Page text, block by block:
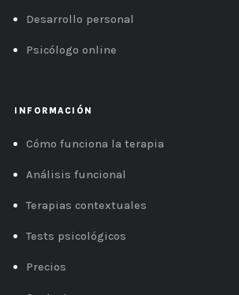
Desarrollo personal
Psicólogo online
INFORMACIÓN
Cómo funciona la terapia
Análisis funcional
Terapias contextuales
Tests psicológicos
Precios